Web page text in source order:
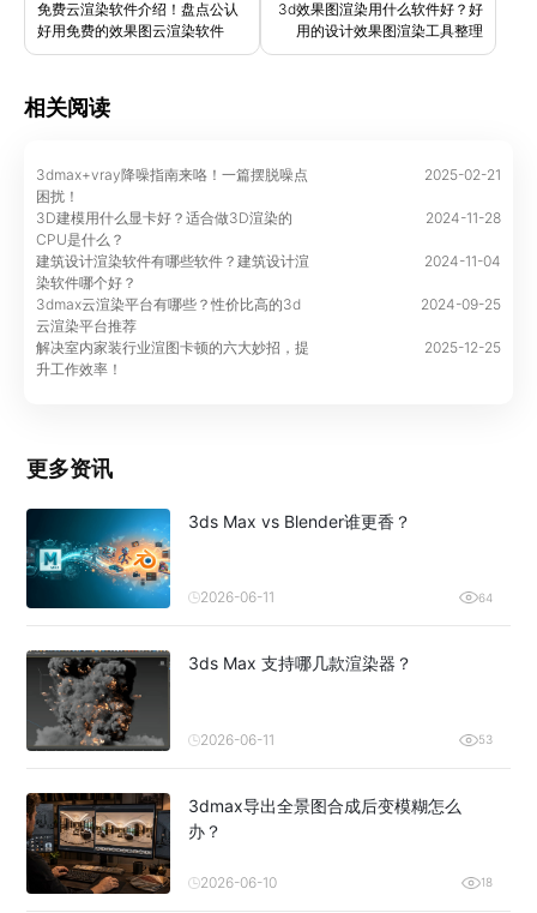
免费云渲染软件介绍！盘点公认
好用免费的效果图云渲染软件
3d效果图渲染用什么软件好？好
用的设计效果图渲染工具整理
相关阅读
3dmax+vray降噪指南来咯！一篇摆脱噪点
困扰！
2025-02-21
3D建模用什么显卡好？适合做3D渲染的
CPU是什么？
2024-11-28
建筑设计渲染软件有哪些软件？建筑设计渲
染软件哪个好？
2024-11-04
3dmax云渲染平台有哪些？性价比高的3d
云渲染平台推荐
2024-09-25
解决室内家装行业渲图卡顿的六大妙招，提
升工作效率！
2025-12-25
更多资讯
3ds Max vs Blender谁更香？
2026-06-11 64
3ds Max 支持哪几款渲染器？
2026-06-11 53
3dmax导出全景图合成后变模糊怎么
办？
2026-06-10 18